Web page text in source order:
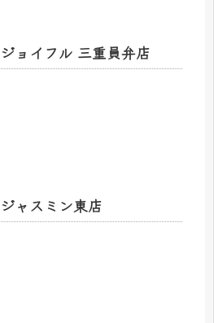
ジョイフル 三重員弁店
ジャスミン東店